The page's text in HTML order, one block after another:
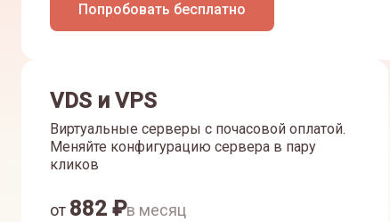
Попробовать бесплатно
VDS и VPS
Виртуальные серверы с почасовой оплатой.
Меняйте конфигурацию сервера в пару
кликов
от 882 ₽в месяц